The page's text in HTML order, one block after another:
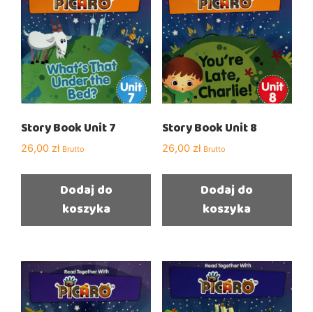
Story Book Unit 7
26,00 zł Brutto
Dodaj do
koszyka
Story Book Unit 8
26,00 zł Brutto
Dodaj do
koszyka